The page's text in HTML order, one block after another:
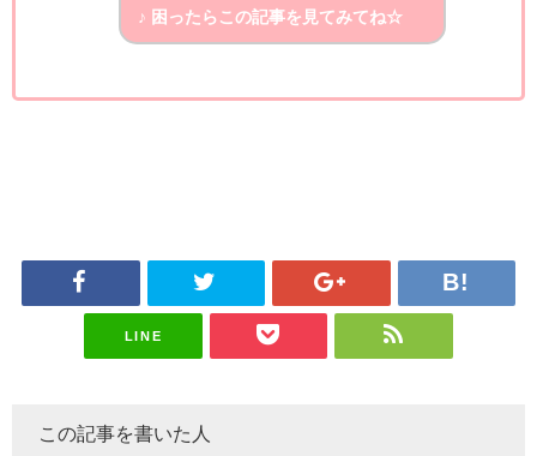
♪ 困ったらこの記事を見てみてね☆
LINE
この記事を書いた人